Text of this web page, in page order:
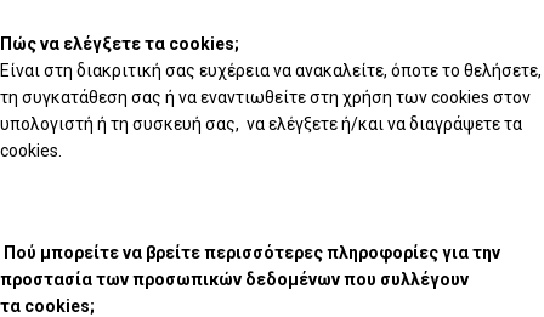
Πώς να ελέγξετε τα cookies;
Είναι στη διακριτική σας ευχέρεια να ανακαλείτε, όποτε το θελήσετε,
τη συγκατάθεση σας ή να εναντιωθείτε στη χρήση των cookies στον
υπολογιστή ή τη συσκευή σας, να ελέγξετε ή/και να διαγράψετε τα
cookies.
Πού μπορείτε να βρείτε περισσότερες πληροφορίες για την
προστασία των προσωπικών δεδομένων που συλλέγουν
τα cookies;